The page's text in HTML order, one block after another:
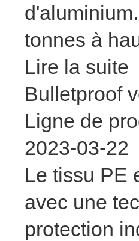
tonnes à
Lire la suite
Bulletproof
Ligne de
2023-03-22
Le tissu PE
avec une
protection